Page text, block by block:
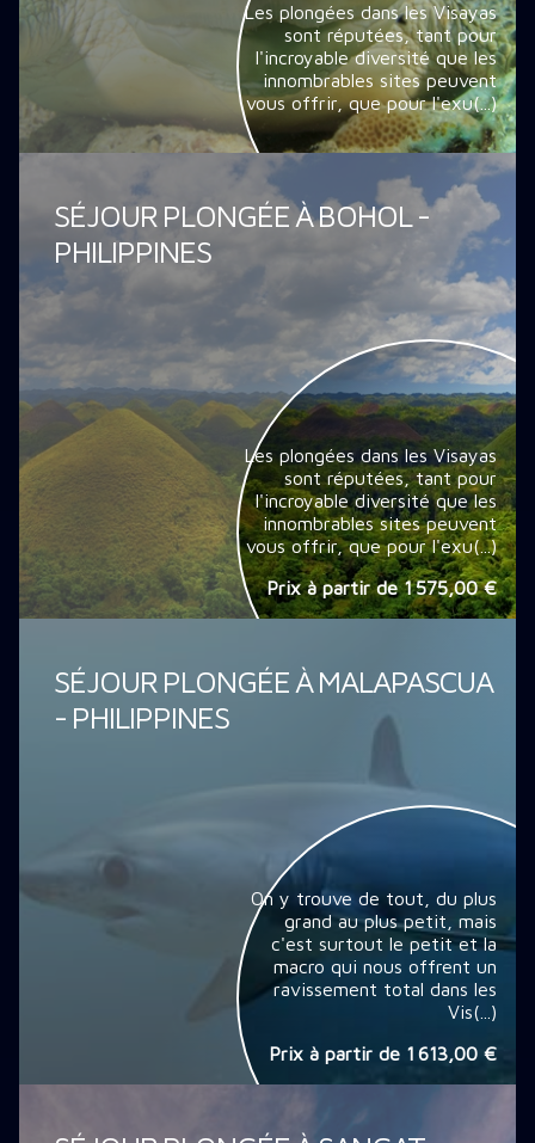
Les plongées dans les Visayas
sont réputées, tant pour
l'incroyable diversité que les
innombrables sites peuvent
vous offrir, que pour l'exu(...)
SÉJOUR PLONGÉE À BOHOL -
PHILIPPINES
Les plongées dans les Visayas
sont réputées, tant pour
l'incroyable diversité que les
innombrables sites peuvent
vous offrir, que pour l'exu(...)
Prix à partir de1 575,00 €
SÉJOUR PLONGÉE À MALAPASCUA
- PHILIPPINES
On y trouve de tout, du plus
grand au plus petit, mais
c'est surtout le petit et la
macro qui nous offrent un
ravissement total dans les
Vis(...)
Prix à partir de 1 613,00 €